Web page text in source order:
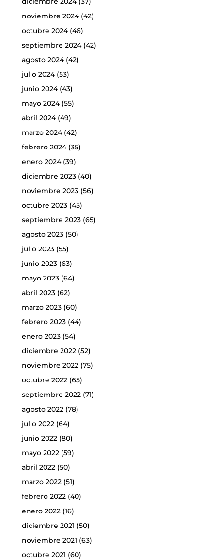
noviembre 2024(42)
octubre 2024(46)
septiembre 2024(42)
agosto 2024(42)
julio 2024(53)
junio 2024(43)
mayo 2024(55)
abril 2024(49)
marzo 2024(42)
febrero 2024(35)
enero 2024(39)
diciembre 2023(40)
noviembre 2023(56)
octubre 2023(45)
septiembre 2023(65)
agosto 2023(50)
julio 2023(55)
junio 2023(63)
mayo 2023(64)
abril 2023(62)
marzo 2023(60)
febrero 2023(44)
enero 2023(54)
diciembre 2022(52)
noviembre 2022(75)
octubre 2022(65)
septiembre 2022(71)
agosto 2022(78)
julio 2022(64)
junio 2022(80)
mayo 2022(59)
abril 2022(50)
marzo 2022(51)
febrero 2022(40)
enero 2022(16)
diciembre 2021 (50)
noviembre 2021 (63)
octubre 2021 (60)